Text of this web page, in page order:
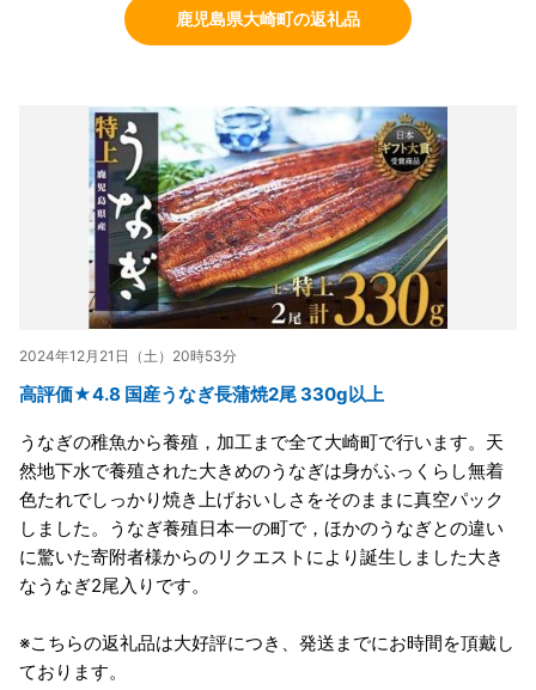
鹿児島県大崎町の返礼品
2024年12月21日（土）20時53分
高評価★4.8 国産うなぎ長蒲焼2尾 330g以上
うなぎの稚魚から養殖，加工まで全て大崎町で行います。天
然地下水で養殖された大きめのうなぎは身がふっくらし無着
色たれでしっかり焼き上げおいしさをそのままに真空パック
しました。うなぎ養殖日本一の町で，ほかのうなぎとの違い
に驚いた寄附者様からのリクエストにより誕生しました大き
なうなぎ2尾入りです。
※こちらの返礼品は大好評につき、発送までにお時間を頂戴し
ております。